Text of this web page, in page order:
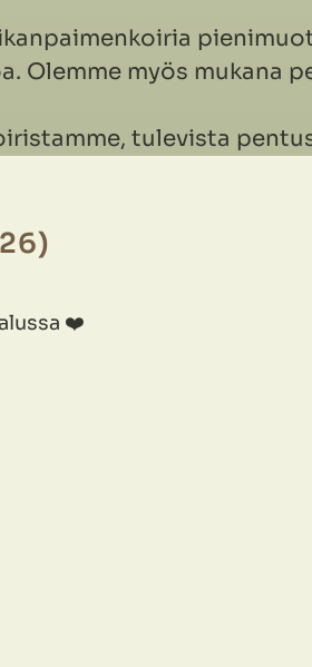
Olemme myös
tulevista
)
❤️